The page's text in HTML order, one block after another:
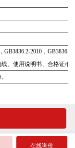
GB3836.2-2010，GB3836.4-
、使用说明书、合格证/保
在线询价